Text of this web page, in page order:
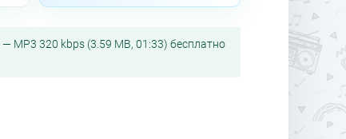
— MP3 320 kbps (3.59 MB, 01:33) бесплатно